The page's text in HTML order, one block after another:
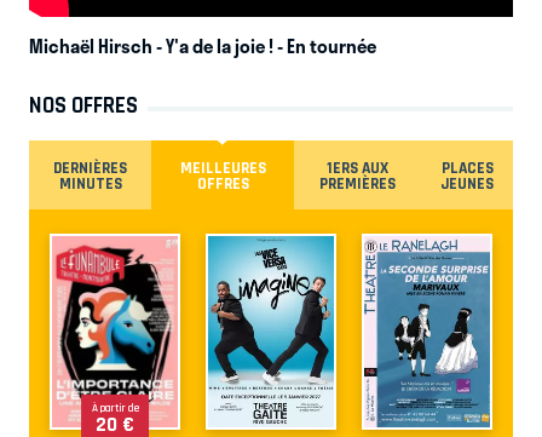
Michaël Hirsch - Y'a de la joie !- En tournée
NOS OFFRES
DERNIÈRES
MINUTES
MEILLEURES
OFFRES
1ERS AUX
PREMIÈRES
PLACES
JEUNES
À partir de
20 €